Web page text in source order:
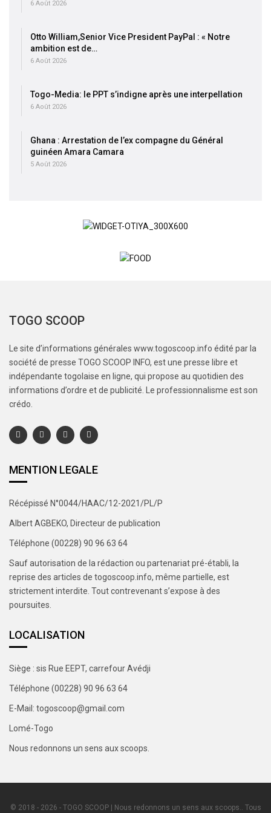
6 Août 2026
Otto William,Senior Vice President PayPal : « Notre
ambition est de…
6 Août 2026
Togo-Media: le PPT s’indigne après une interpellation
6 Août 2026
Ghana : Arrestation de l’ex compagne du Général
guinéen Amara Camara
5 Août 2026
TOGO SCOOP
Le site d’informations générales www.togoscoop.info édité par la
société de presse TOGO SCOOP INFO, est une presse libre et
indépendante togolaise en ligne, qui propose au quotidien des
informations d’ordre et de publicité. Le professionnalisme est son
crédo.
MENTION LEGALE
Récépissé N°0044/HAAC/12-2021/PL/P
Albert AGBEKO, Directeur de publication
Téléphone (00228) 90 96 63 64
Sauf autorisation de la rédaction ou partenariat pré-établi, la
reprise des articles de togoscoop.info, même partielle, est
strictement interdite. Tout contrevenant s’expose à des
poursuites.
LOCALISATION
Siège : sis Rue EEPT, carrefour Avédji
Téléphone (00228) 90 96 63 64
E-Mail: togoscoop@gmail.com
Lomé-Togo
Nous redonnons un sens aux scoops.
© 2018 - 2026 - TOGO SCOOP | Nous redonnons un sens aux scoops.. Tous